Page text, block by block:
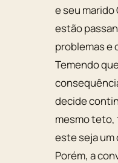
e seu marido
estão
problemas e
Temendo
decide
mesmo teto,
este seja um
Porém, a